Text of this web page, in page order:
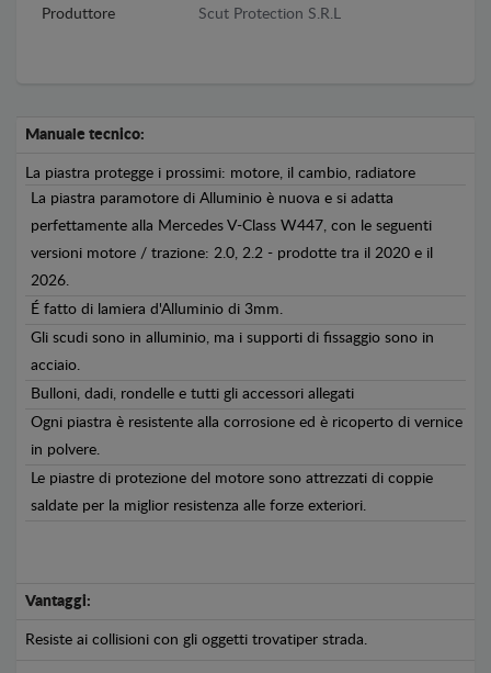
Produttore Scut Protection S.R.L
Manuale tecnico:
La piastra protegge i prossimi: motore, il cambio, radiatore
La piastra paramotore di Alluminio è nuova e si adatta
perfettamente alla Mercedes V-Class W447, con le seguenti
versioni motore / trazione: 2.0, 2.2 - prodotte tra il 2020 e il
2026.
É fatto di lamiera d'Alluminio di 3mm.
Gli scudi sono in alluminio, ma i supporti di fissaggio sono in
acciaio.
Bulloni, dadi, rondelle e tutti gli accessori allegati
Ogni piastra è resistente alla corrosione ed è ricoperto di vernice
in polvere.
Le piastre di protezione del motore sono attrezzati di coppie
saldate per la miglior resistenza alle forze exteriori.
Vantaggi:
Resiste ai collisioni con gli oggetti trovatiper strada.